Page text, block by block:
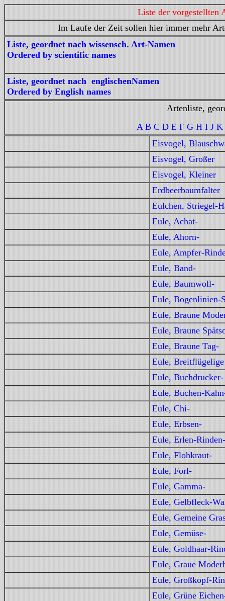
Liste der
Im Laufe der Zeit sollen hier immer mehr
Liste, geordnet nach wissensch. Art-Namen
Ordered by scientific names
Liste, geordnet nach englischenNamen
Ordered by English names
Artenliste,
A B C D E F G H I J K
Eisvogel,
Eisvogel, Großer
Eisvogel, Kleiner
Erdbeerbaumfalter
Eulchen, Striegel-
Eule, Achat-
Eule, Ahorn-
Eule, Ampfer-
Eule, Band-
Eule, Baumwoll-
Eule, Bogenlinien-
Eule, Braune
Eule, Braune
Eule, Braune Tag-
Eule,
Eule, Buchdrucker-
Eule, Buchen-
Eule, Chi-
Eule, Erbsen-
Eule, Erlen-Rinden-
Eule, Flohkraut-
Eule, Forl-
Eule, Gamma-
Eule, Gelbfleck-
Eule, Gemeine
Eule, Gemüse-
Eule, Goldhaar-
Eule, Graue
Eule, Großkopf-
Eule, Grüne